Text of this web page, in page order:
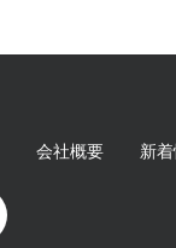
会社概要 新